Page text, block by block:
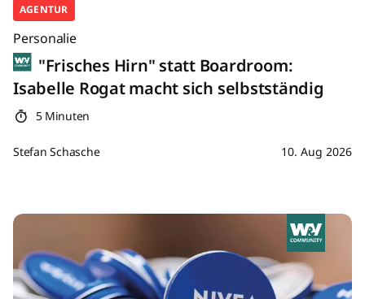
AGENTUR
Personalie
"Frisches Hirn" statt Boardroom:
Isabelle Rogat macht sich selbstständig
5 Minuten
Stefan Schasche 10. Aug 2026